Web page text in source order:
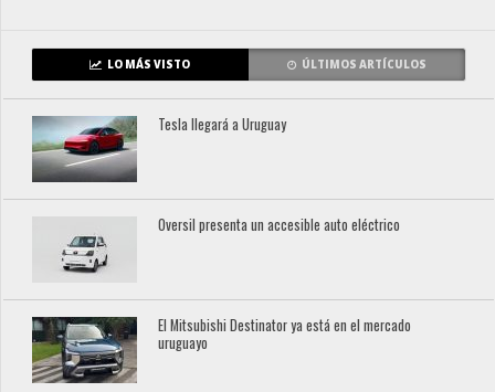
LO MÁS VISTO ÚLTIMOS ARTÍCULOS
Tesla llegará a Uruguay
Oversil presenta un accesible auto eléctrico
El Mitsubishi Destinator ya está en el mercado
uruguayo